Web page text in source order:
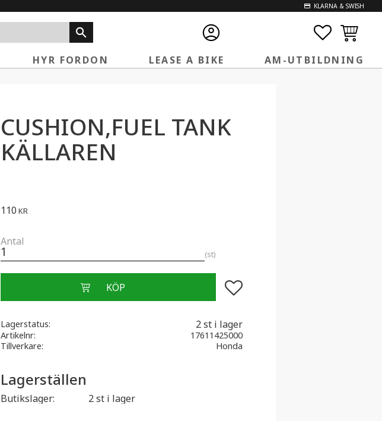
KLARNA & SWISH
HYR FORDON LEASE A BIKE AM-UTBILDNING
CUSHION,FUEL TANK
KÄLLAREN
110 KR
Antal
st
Lägg till i favoriter
Lagerstatus 2 st i lager
Artikelnr
17611425000
Tillverkare
Honda
Lagerställen
Butikslager 2 st i lager